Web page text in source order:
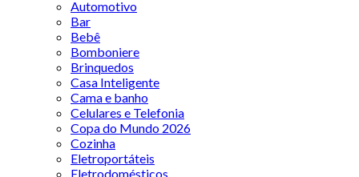
Automotivo
Bar
Bebê
Bomboniere
Brinquedos
Casa Inteligente
Cama e banho
Celulares e Telefonia
Copa do Mundo 2026
Cozinha
Eletroportáteis
Eletrodomésticos